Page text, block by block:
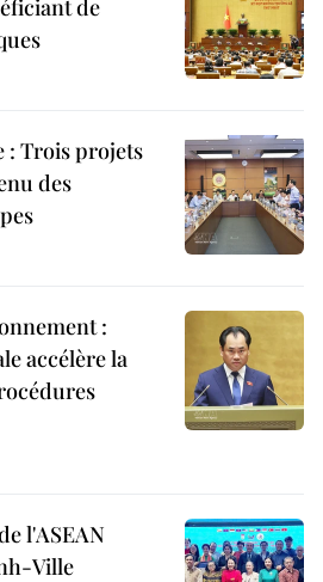
de
: Trois projets
des
:
accélère la
l'ASEAN
Ville